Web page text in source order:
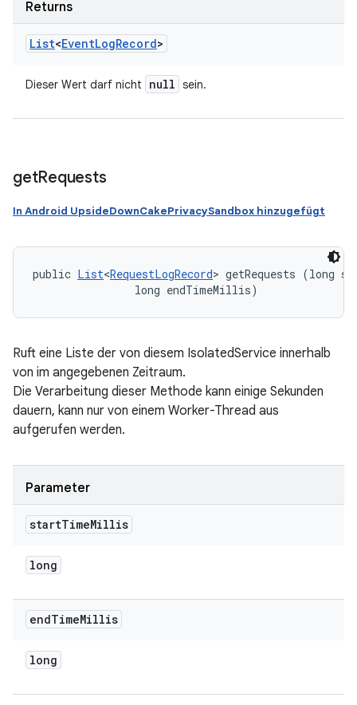
Returns
List<EventLogRecord>
Dieser Wert darf nicht null sein.
getRequests
In Android UpsideDownCakePrivacySandbox hinzugefügt
public List<RequestLogRecord> getRequests (long
                long endTimeMillis)
Ruft eine Liste der von diesem IsolatedService innerhalb
von im angegebenen Zeitraum.
Die Verarbeitung dieser Methode kann einige Sekunden
dauern, kann nur von einem Worker-Thread aus
aufgerufen werden.
Parameter
startTimeMillis
long
endTimeMillis
long